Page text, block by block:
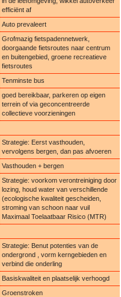
efficiënt af
Auto prevaleert
Grofmazig fietspadennetwerk,
doorgaande fietsroutes naar centrum
en buitengebied, groene recreatieve
fietsroutes
Tenminste bus
goed bereikbaar, parkeren op eigen
terrein of via geconcentreerde
collectieve voorzieningen
Strategie: Eerst vasthouden,
vervolgens bergen, dan pas afvoeren
Vasthouden + bergen
Strategie: voorkom verontreiniging door
lozing, houd water van verschillende
(ecologische kwaliteit gescheiden,
stroming van schoon naar vuil
Maximaal Toelaatbaar Risico (MTR)
Strategie: Benut potenties van de
ondergrond , vorm kerngebieden en
verbind die onderling
Basiskwaliteit en plaatselijk verhoogd
Groenstroken